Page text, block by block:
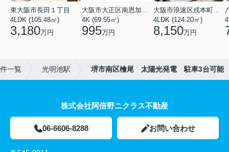
東大阪市長田１丁目
4LDK (105.48㎡)
3,180万円
大阪市大正区南恩加島６丁目
4K (69.55㎡)
995万円
大阪市浪速区戎本町２丁目
4LDK (124.20㎡)
8,150万円
一覧 光明池駅 堺市南区檜尾 太陽光発電 駐車3台可能
株式会社阿倍野ニクラス不動産
06-6606-8288 お問い合わせ